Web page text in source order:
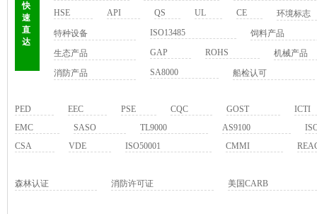
快
速
直
达
HSE
API QS UL CE
环境标志
特种设备
ISO13485
饲料产品
生态产品
GAP ROHS
机械产品
消防产品
SA8000 船检认可
PED EEC PSE CQC GOST
ICTI
EMC
SASO TL9000 AS9100
CSA
VDE ISO50001 CMMI
森林认证 消防许可证 美国CARB